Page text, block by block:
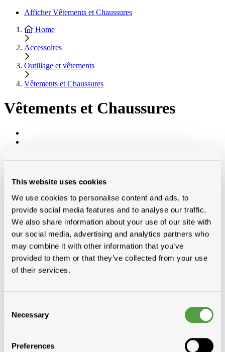
This website uses cookies
We use cookies to personalise content and ads, to
provide social media features and to analyse our traffic.
We also share information about your use of our site with
our social media, advertising and analytics partners who
may combine it with other information that you’ve
provided to them or that they’ve collected from your use
of their services.
Selection
Necessary
Preferences
Afficher Vêtements et Chaussures
Home
Accessoires
Outillage et vêtements
Vêtements et Chaussures
Vêtements et Chaussures
Accessoires toit et bardage
Fixation
Outillage et vêtements
Outillage
Vêtements et Chaussures
Equipement de chantier
Filtre
Filtre
DELTA PLUS BENELUX